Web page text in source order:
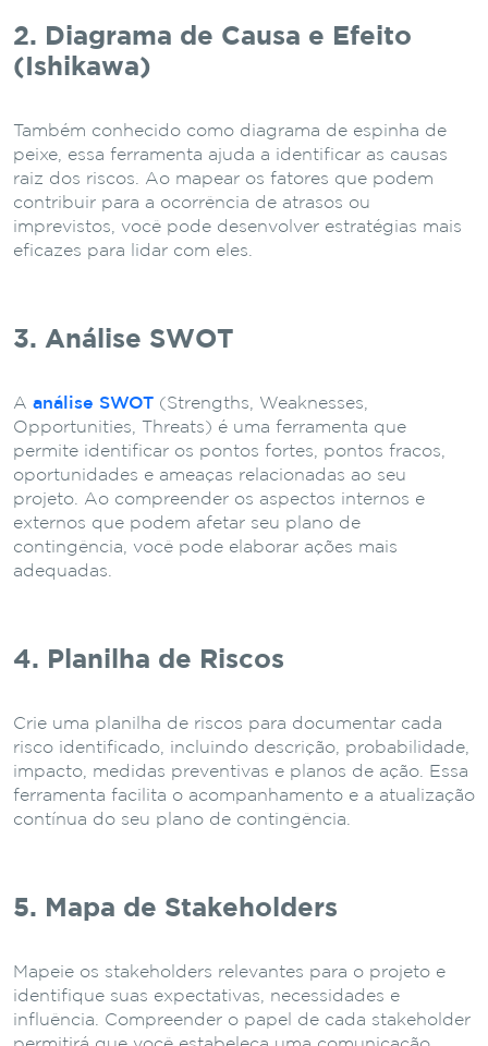
2. Diagrama de Causa e Efeito
(Ishikawa)
Também conhecido como diagrama de espinha de
peixe, essa ferramenta ajuda a identificar as causas
raiz dos riscos. Ao mapear os fatores que podem
contribuir para a ocorrência de atrasos ou
imprevistos, você pode desenvolver estratégias mais
eficazes para lidar com eles.
3. Análise SWOT
A análise SWOT (Strengths, Weaknesses,
Opportunities, Threats) é uma ferramenta que
permite identificar os pontos fortes, pontos fracos,
oportunidades e ameaças relacionadas ao seu
projeto. Ao compreender os aspectos internos e
externos que podem afetar seu plano de
contingência, você pode elaborar ações mais
adequadas.
4. Planilha de Riscos
Crie uma planilha de riscos para documentar cada
risco identificado, incluindo descrição, probabilidade,
impacto, medidas preventivas e planos de ação. Essa
ferramenta facilita o acompanhamento e a atualização
contínua do seu plano de contingência.
5. Mapa de Stakeholders
Mapeie os stakeholders relevantes para o projeto e
identifique suas expectativas, necessidades e
influência. Compreender o papel de cada stakeholder